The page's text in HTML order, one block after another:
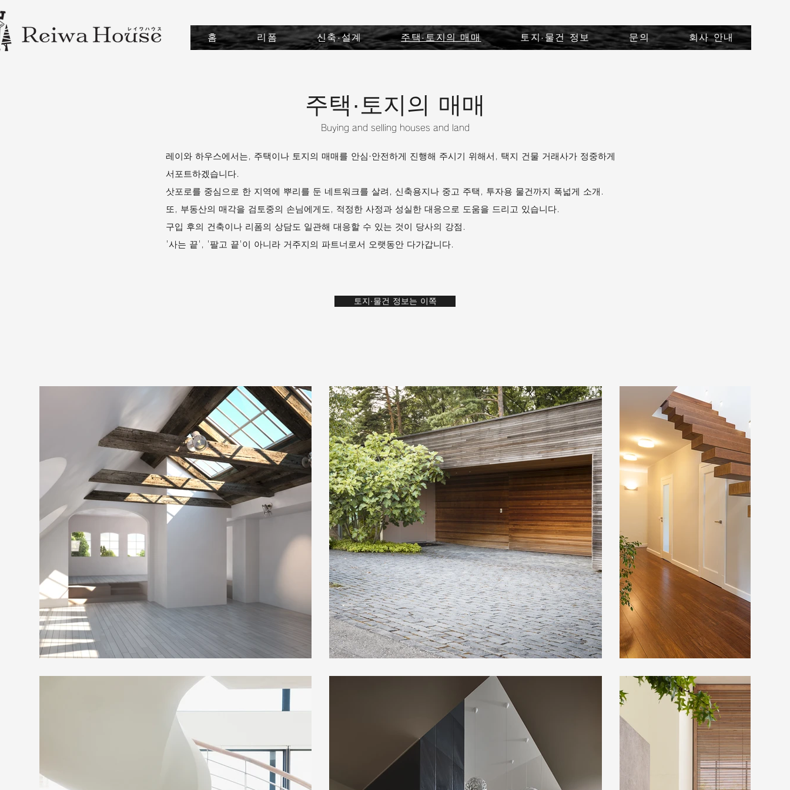
홈 리폼 신축·설계 주택·토지의 매매 토지·물건 정보 문의 회사 안내
주택·토지의 매매
Buying and selling houses and land
레이와 하우스에서는, 주택이나 토지의 매매를 안심·안전하게 진행해 주시기 위해서, 택지 건물 거래사가 정중하게
서포트하겠습니다.
삿포로를 중심으로 한 지역에 뿌리를 둔 네트워크를 살려, 신축용지나 중고 주택, 투자용 물건까지 폭넓게 소개.
또, 부동산의 매각을 검토중의 손님에게도, 적정한 사정과 성실한 대응으로 도움을 드리고 있습니다.
구입 후의 건축이나 리폼의 상담도 일관해 대응할 수 있는 것이 당사의 강점.
'사는 끝', '팔고 끝'이 아니라 거주지의 파트너로서 오랫동안 다가갑니다.
토지·물건 정보는 이쪽